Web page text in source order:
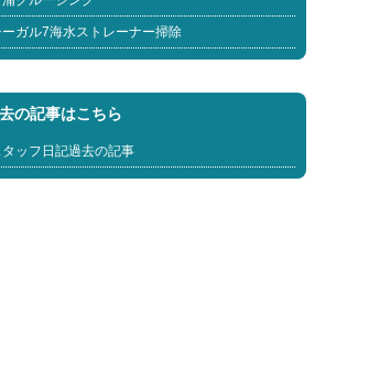
ーガル7海水ストレーナー掃除
の記事はこちら
タッフ日記過去の記事